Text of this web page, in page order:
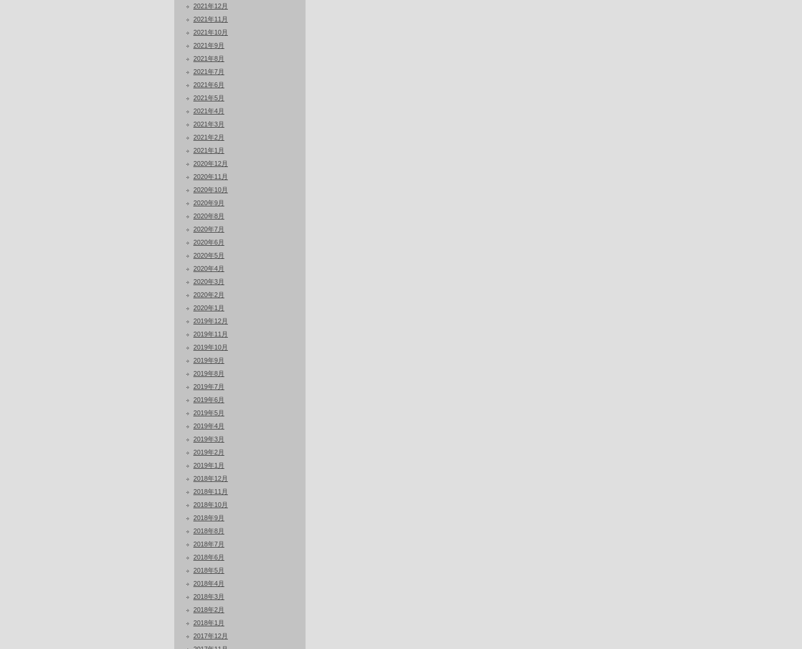
2021年12月
2021年11月
2021年10月
2021年9月
2021年8月
2021年7月
2021年6月
2021年5月
2021年4月
2021年3月
2021年2月
2021年1月
2020年12月
2020年11月
2020年10月
2020年9月
2020年8月
2020年7月
2020年6月
2020年5月
2020年4月
2020年3月
2020年2月
2020年1月
2019年12月
2019年11月
2019年10月
2019年9月
2019年8月
2019年7月
2019年6月
2019年5月
2019年4月
2019年3月
2019年2月
2019年1月
2018年12月
2018年11月
2018年10月
2018年9月
2018年8月
2018年7月
2018年6月
2018年5月
2018年4月
2018年3月
2018年2月
2018年1月
2017年12月